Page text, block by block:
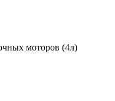
моторов (4л)